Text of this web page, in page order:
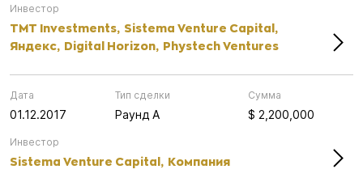
Инвестор
TMT Investments, Sistema Venture Capital,
Яндекс, Digital Horizon, Phystech Ventures
Дата
01.12.2017
Тип сделки
Раунд А
Сумма
$ 2,200,000
Инвестор
Sistema Venture Capital, Компания